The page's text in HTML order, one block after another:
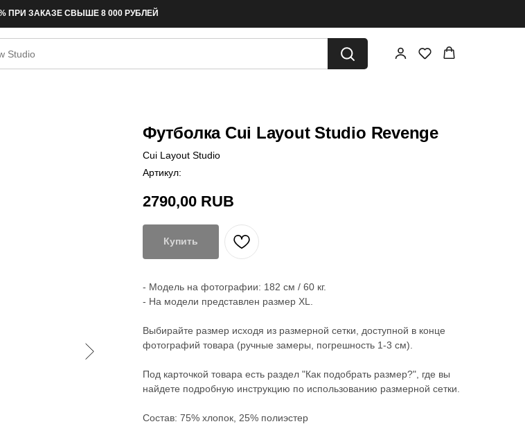
ПРИ ЗАКАЗЕ СВЫШЕ 8 000 РУБЛЕЙ
Футболка Cui Layout Studio Revenge
Cui Layout Studio
Артикул:
2790,00 RUB
Купить
- Модель на фотографии: 182 см / 60 кг.
- На модели представлен размер XL.
Выбирайте размер исходя из размерной сетки, доступной в конце
фотографий товара (ручные замеры, погрешность 1-3 см).
Под карточкой товара есть раздел "Как подобрать размер?", где вы
найдете подробную инструкцию по использованию размерной сетки.
Состав: 75% хлопок, 25% полиэстер